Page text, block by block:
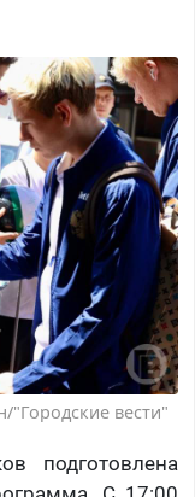
вести"
подготовлена